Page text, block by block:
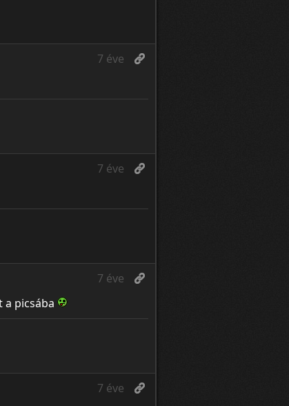
7 éve
7 éve
7 éve
picsába
7 éve